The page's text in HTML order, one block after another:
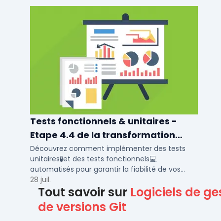
Tests fonctionnels & unitaires -
Etape 4.4 de la transformation
digitale
Découvrez comment implémenter des tests
unitaires🧪et des tests fonctionnels💻
automatisés pour garantir la fiabilité de vos
logiciels. Utilisez les meilleurs outils de test
fonctionnel
28 juil.
Tout savoir sur Logiciels de
de versions Git